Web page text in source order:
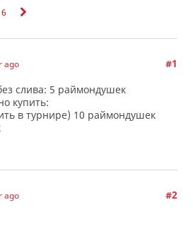
6
ago #1
слива: 5 раймондушек
купить:
в турнире) 10 раймондушек
ago #2